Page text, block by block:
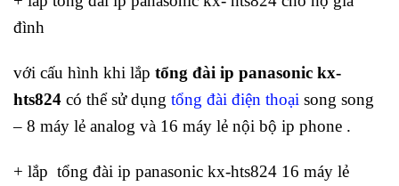
đình
với cấu hình khi lắp tổng đài ip panasonic kx-
hts824 có thể sử dụng tổng đài điện thoại song song
– 8 máy lẻ analog và 16 máy lẻ nội bộ ip phone .
+ lắp tổng đài ip panasonic kx-hts824 16 máy lẻ